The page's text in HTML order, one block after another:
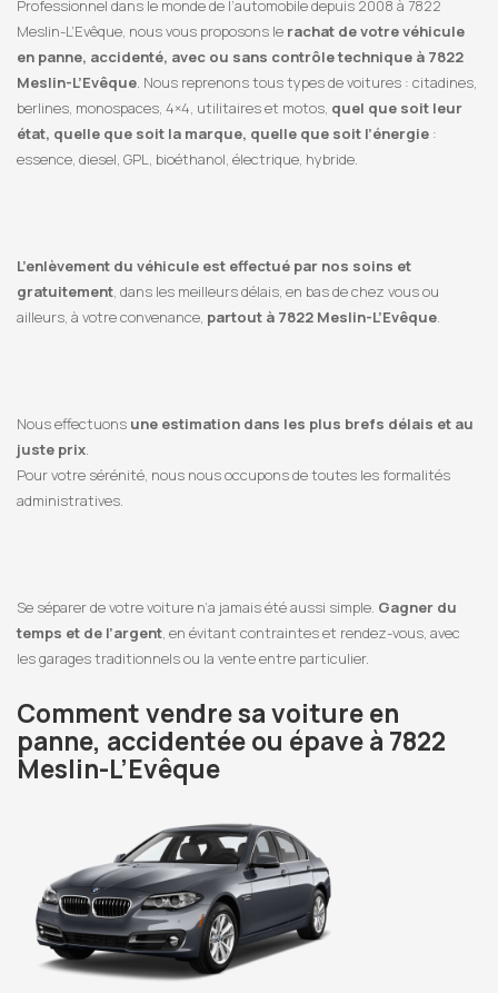
Professionnel dans le monde de l’automobile depuis 2008 à 7822
Meslin-L’Evêque, nous vous proposons le rachat de votre véhicule
en panne, accidenté, avec ou sans contrôle technique à 7822
Meslin-L’Evêque. Nous reprenons tous types de voitures : citadines,
berlines, monospaces, 4×4, utilitaires et motos, quel que soit leur
état, quelle que soit la marque, quelle que soit l’énergie :
essence, diesel, GPL, bioéthanol, électrique, hybride.
L’enlèvement du véhicule est effectué par nos soins et
gratuitement, dans les meilleurs délais, en bas de chez vous ou
ailleurs, à votre convenance, partout à 7822 Meslin-L’Evêque.
Nous effectuons une estimation dans les plus brefs délais et au
juste prix.
Pour votre sérénité, nous nous occupons de toutes les formalités
administratives.
Se séparer de votre voiture n’a jamais été aussi simple. Gagner du
temps et de l’argent, en évitant contraintes et rendez-vous, avec
les garages traditionnels ou la vente entre particulier.
Comment vendre sa voiture en
panne, accidentée ou épave à 7822
Meslin-L’Evêque